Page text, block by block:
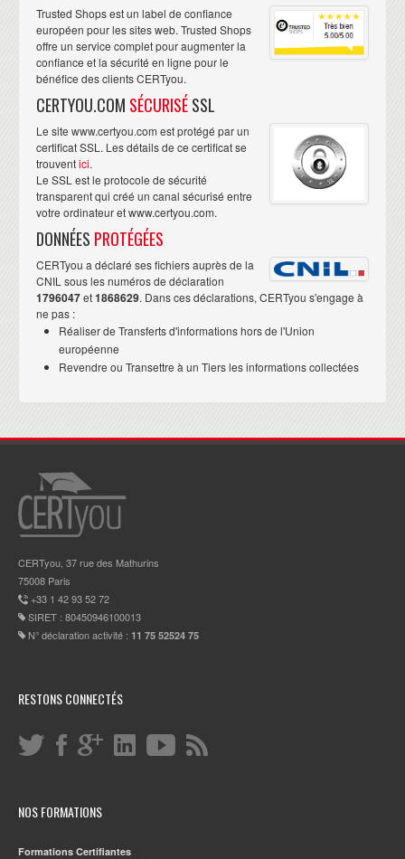
Trusted Shops est un label de confiance
européen pour les sites web. Trusted Shops
offre un service complet pour augmenter la
confiance et la sécurité en ligne pour le
bénéfice des clients CERTyou.
CERTYOU.COM SÉCURISÉSSL
Le site www.certyou.com est protégé par un
certificat SSL. Les détails de ce certificat se
trouventici.
Le SSL est le protocole de sécurité
transparent qui créé un canal sécurisé entre
votre ordinateur et www.certyou.com.
DONNÉES PROTÉGÉES
CERTyou a déclaré ses fichiers auprès de la
CNIL sous les numéros de déclaration
1796047et1868629. Dans ces déclarations, CERTyou s'engage à
ne pas :
Réaliser de Transferts d'informations hors de l'Union
européenne
Revendre ou Transettre à un Tiers les informations collectées
CERTyou, 37 rue des Mathurins
75008 Paris
+33 1 42 93 52 72
SIRET : 80450946100013
N° déclaration activité : 11 75 52524 75
RESTONS CONNECTÉS
NOS FORMATIONS
Formations Certifiantes